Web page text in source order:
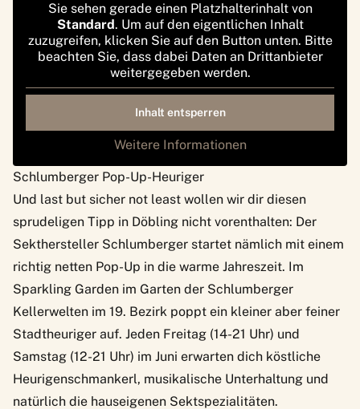
Sie sehen gerade einen Platzhalterinhalt von
Standard. Um auf den eigentlichen Inhalt
zuzugreifen, klicken Sie auf den Button unten. Bitte
beachten Sie, dass dabei Daten an Drittanbieter
weitergegeben werden.
Inhalt entsperren
Weitere Informationen
Schlumberger Pop-Up-Heuriger
Und last but sicher not least wollen wir dir diesen
sprudeligen Tipp in Döbling nicht vorenthalten: Der
Sekthersteller Schlumberger startet nämlich mit einem
richtig netten Pop-Up in die warme Jahreszeit. Im
Sparkling Garden im Garten der Schlumberger
Kellerwelten im 19. Bezirk poppt ein kleiner aber feiner
Stadtheuriger auf. Jeden Freitag (14-21 Uhr) und
Samstag (12-21 Uhr) im Juni erwarten dich köstliche
Heurigenschmankerl, musikalische Unterhaltung und
natürlich die hauseigenen Sektspezialitäten.